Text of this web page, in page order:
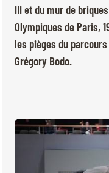
© 2026
III et du mur de
Olympiques de Paris,
les pièges du
Grégory Bodo.